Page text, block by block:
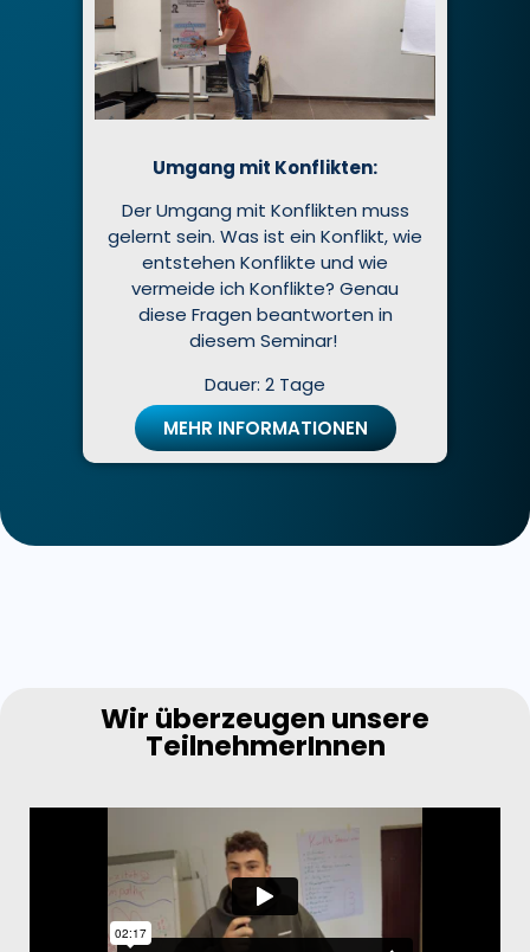
Umgang mit Konflikten:
Der Umgang mit Konflikten muss
gelernt sein. Was ist ein Konflikt, wie
entstehen Konflikte und wie
vermeide ich Konflikte? Genau
diese Fragen beantworten in
diesem Seminar!
Dauer: 2 Tage
MEHR INFORMATIONEN
Wir überzeugen unsere
TeilnehmerInnen